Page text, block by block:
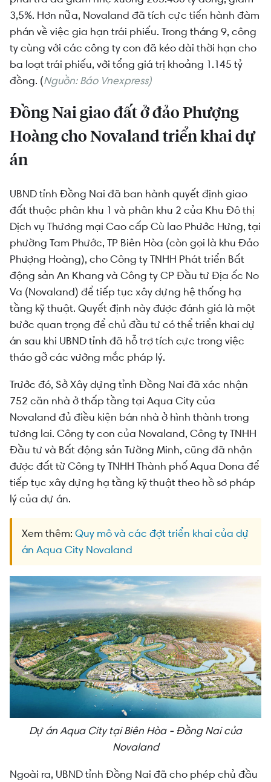
3,5%. Hơn nữa, Novaland đã tích cực tiến hành đàm
phán về việc gia hạn trái phiếu. Trong tháng 9, công
ty cùng với các công ty con đã kéo dài thời hạn cho
ba loạt trái phiếu, với tổng giá trị khoảng 1.145 tỷ
đồng. (Nguồn: Báo Vnexpress)
Đồng Nai giao đất ở đảo Phượng
Hoàng cho Novaland triển khai dự
án
UBND tỉnh Đồng Nai đã ban hành quyết định giao
đất thuộc phân khu 1 và phân khu 2 của Khu Đô thị
Dịch vụ Thương mại Cao cấp Cù lao Phước Hưng, tại
phường Tam Phước, TP Biên Hòa (còn gọi là khu Đảo
Phượng Hoàng), cho Công ty TNHH Phát triển Bất
động sản An Khang và Công ty CP Đầu tư Địa ốc No
Va (Novaland) để tiếp tục xây dựng hệ thống hạ
tầng kỹ thuật. Quyết định này được đánh giá là một
bước quan trọng để chủ đầu tư có thể triển khai dự
án sau khi UBND tỉnh đã hỗ trợ tích cực trong việc
tháo gỡ các vướng mắc pháp lý.
Trước đó, Sở Xây dựng tỉnh Đồng Nai đã xác nhận
752 căn nhà ở thấp tầng tại Aqua City của
Novaland đủ điều kiện bán nhà ở hình thành trong
tương lai. Công ty con của Novaland, Công ty TNHH
Đầu tư và Bất động sản Tường Minh, cũng đã nhận
được đất từ Công ty TNHH Thành phố Aqua Dona để
tiếp tục xây dựng hạ tầng kỹ thuật theo hồ sơ pháp
lý của dự án.
Xem thêm: Quy mô và các đợt triển khai của dự
án Aqua City Novaland
Dự án Aqua City tại Biên Hòa - Đồng Nai của
Novaland
Ngoài ra, UBND tỉnh Đồng Nai đã cho phép chủ đầu